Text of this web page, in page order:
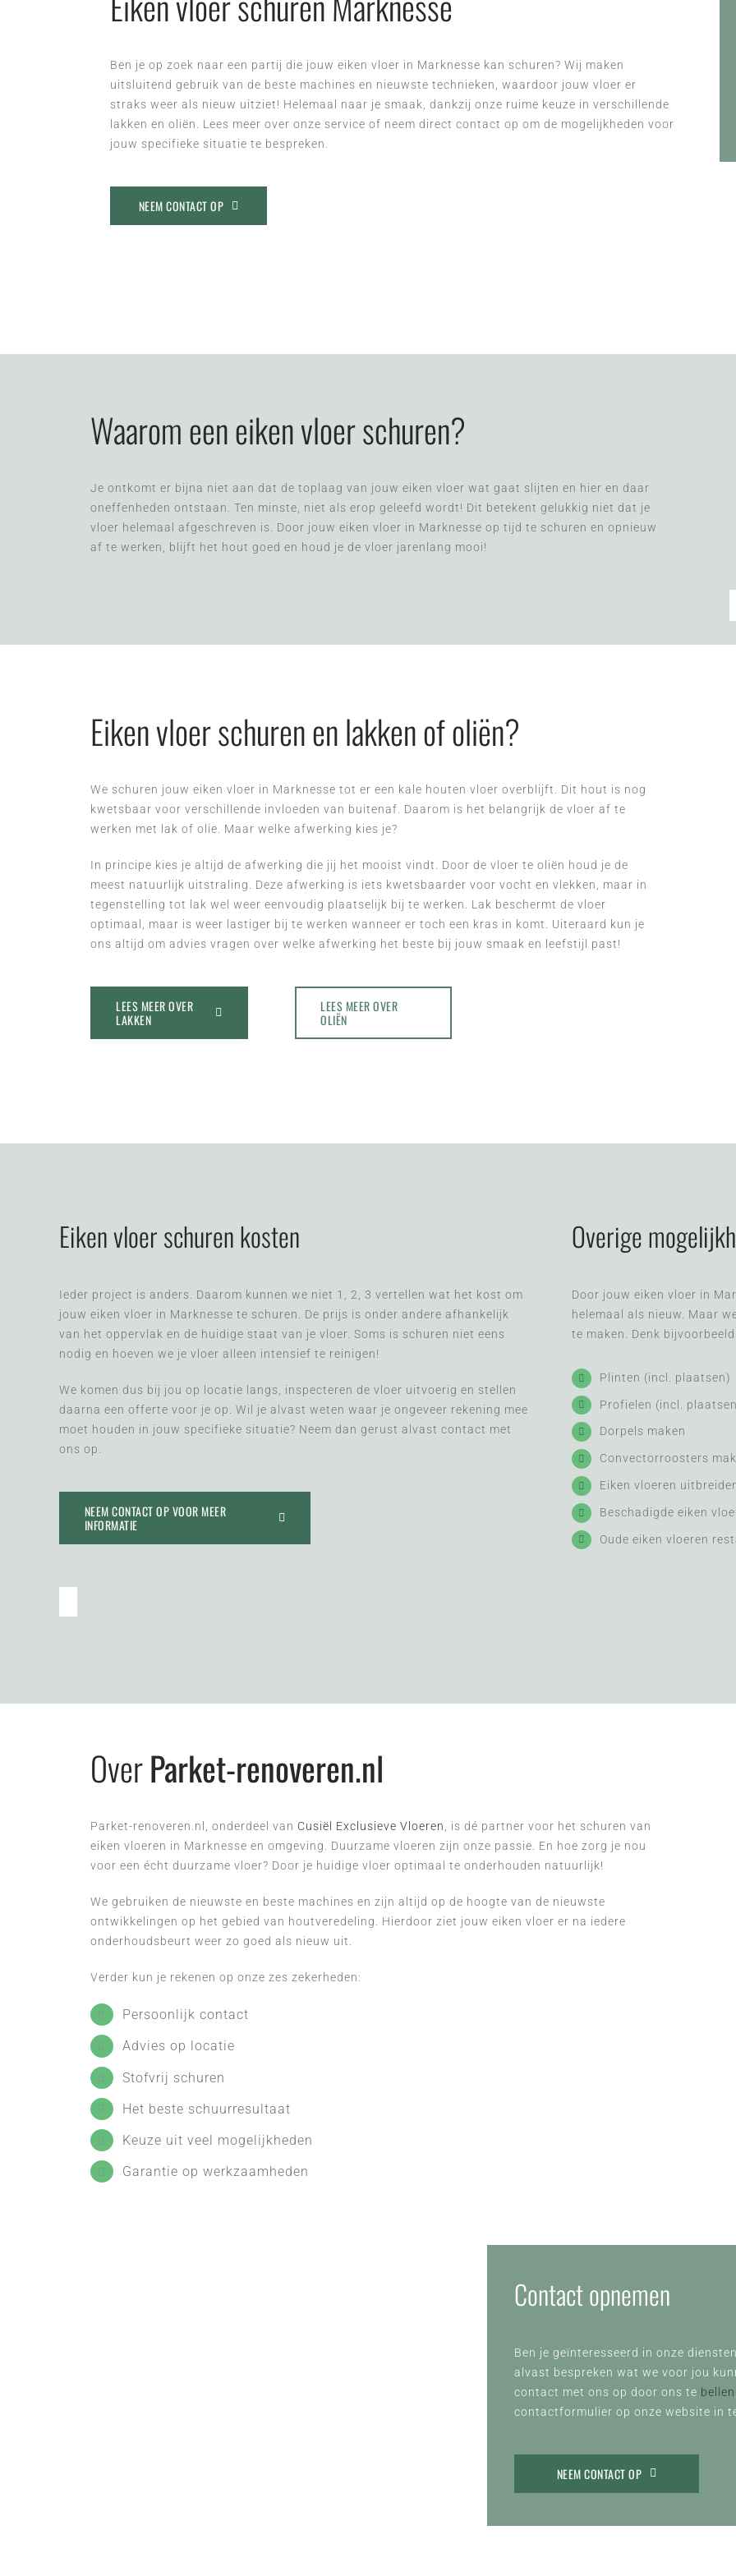
Ben je op zoek naar een partij die jouw eiken vloer in Marknesse kan schuren? Wij maken
uitsluitend gebruik van de beste machines en nieuwste technieken, waardoor jouw vloer er
straks weer als nieuw uitziet! Helemaal naar je smaak, dankzij onze ruime keuze in verschillende
lakken en oliën. Lees meer over onze service of neem direct contact op om de mogelijkheden voor
jouw specifieke situatie te bespreken.
NEEM CONTACT OP
Waarom een eiken vloer schuren?
Je ontkomt er bijna niet aan dat de toplaag van jouw eiken vloer wat gaat slijten en hier en daar
oneffenheden ontstaan. Ten minste, niet als erop geleefd wordt! Dit betekent gelukkig niet dat je
vloer helemaal afgeschreven is. Door jouw eiken vloer in Marknesse op tijd te schuren en opnieuw
af te werken, blijft het hout goed en houd je de vloer jarenlang mooi!
Eiken vloer schuren en lakken of oliën?
We schuren jouw eiken vloer in Marknesse tot er een kale houten vloer overblijft. Dit hout is nog
kwetsbaar voor verschillende invloeden van buitenaf. Daarom is het belangrijk de vloer af te
werken met lak of olie. Maar welke afwerking kies je?
In principe kies je altijd de afwerking die jij het mooist vindt. Door de vloer te oliën houd je de
meest natuurlijk uitstraling. Deze afwerking is iets kwetsbaarder voor vocht en vlekken, maar in
tegenstelling tot lak wel weer eenvoudig plaatselijk bij te werken. Lak beschermt de vloer
optimaal, maar is weer lastiger bij te werken wanneer er toch een kras in komt. Uiteraard kun je
ons altijd om advies vragen over welke afwerking het beste bij jouw smaak en leefstijl past!
LEES MEER OVER
LAKKEN
LEES MEER OVER
OLIËN
Eiken vloer schuren kosten
Ieder project is anders. Daarom kunnen we niet 1, 2, 3 vertellen wat het kost om
jouw eiken vloer in Marknesse te schuren. De prijs is onder andere afhankelijk
van het oppervlak en de huidige staat van je vloer. Soms is schuren niet eens
nodig en hoeven we je vloer alleen intensief te reinigen!
We komen dus bij jou op locatie langs, inspecteren de vloer uitvoerig en stellen
daarna een offerte voor je op. Wil je alvast weten waar je ongeveer rekening mee
moet houden in jouw specifieke situatie? Neem dan gerust alvast contact met
ons op.
NEEM CONTACT OP VOOR MEER
INFORMATIE
Overige
Door jouw eiken vloer in
helemaal als nieuw. Maar
te maken. Denk
Plinten (incl. plaatsen)
Profielen (incl.
Dorpels maken
Convectorroosters
Eiken vloeren
Beschadigde eiken
Oude eiken vloeren
OverParket-renoveren.nl
Parket-renoveren.nl, onderdeel van Cusiël Exclusieve Vloeren, is dé partner voor het schuren van
eiken vloeren in Marknesse en omgeving. Duurzame vloeren zijn onze passie. En hoe zorg je nou
voor een écht duurzame vloer? Door je huidige vloer optimaal te onderhouden natuurlijk!
We gebruiken de nieuwste en beste machines en zijn altijd op de hoogte van de nieuwste
ontwikkelingen op het gebied van houtveredeling. Hierdoor ziet jouw eiken vloer er na iedere
onderhoudsbeurt weer zo goed als nieuw uit.
Verder kun je rekenen op onze zes zekerheden:
Persoonlijk contact
Advies op locatie
Stofvrij schuren
Het beste schuurresultaat
Keuze uit veel mogelijkheden
Garantie op werkzaamheden
Contact opnemen
Ben je geïnteresseerd in onze
alvast bespreken wat we voor jou
contact met ons op door ons te bellen
contactformulier op onze website in
NEEM CONTACT OP